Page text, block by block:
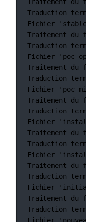
Traitement
du
Traduction
Fichier
Traitement
du
Traduction
Fichier
'poc-
Traitement
du
Traduction
Fichier
'poc-
Traitement
du
Traduction
Fichier
Traitement
du
Traduction
Fichier
Traitement
du
Traduction
Fichier
Traitement
du
Traduction
Fichier